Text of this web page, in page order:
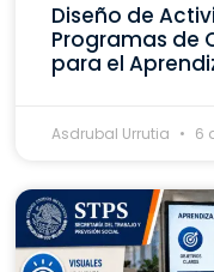
Diseño de
Programas de
para el
Asdrubal Urrutia 6